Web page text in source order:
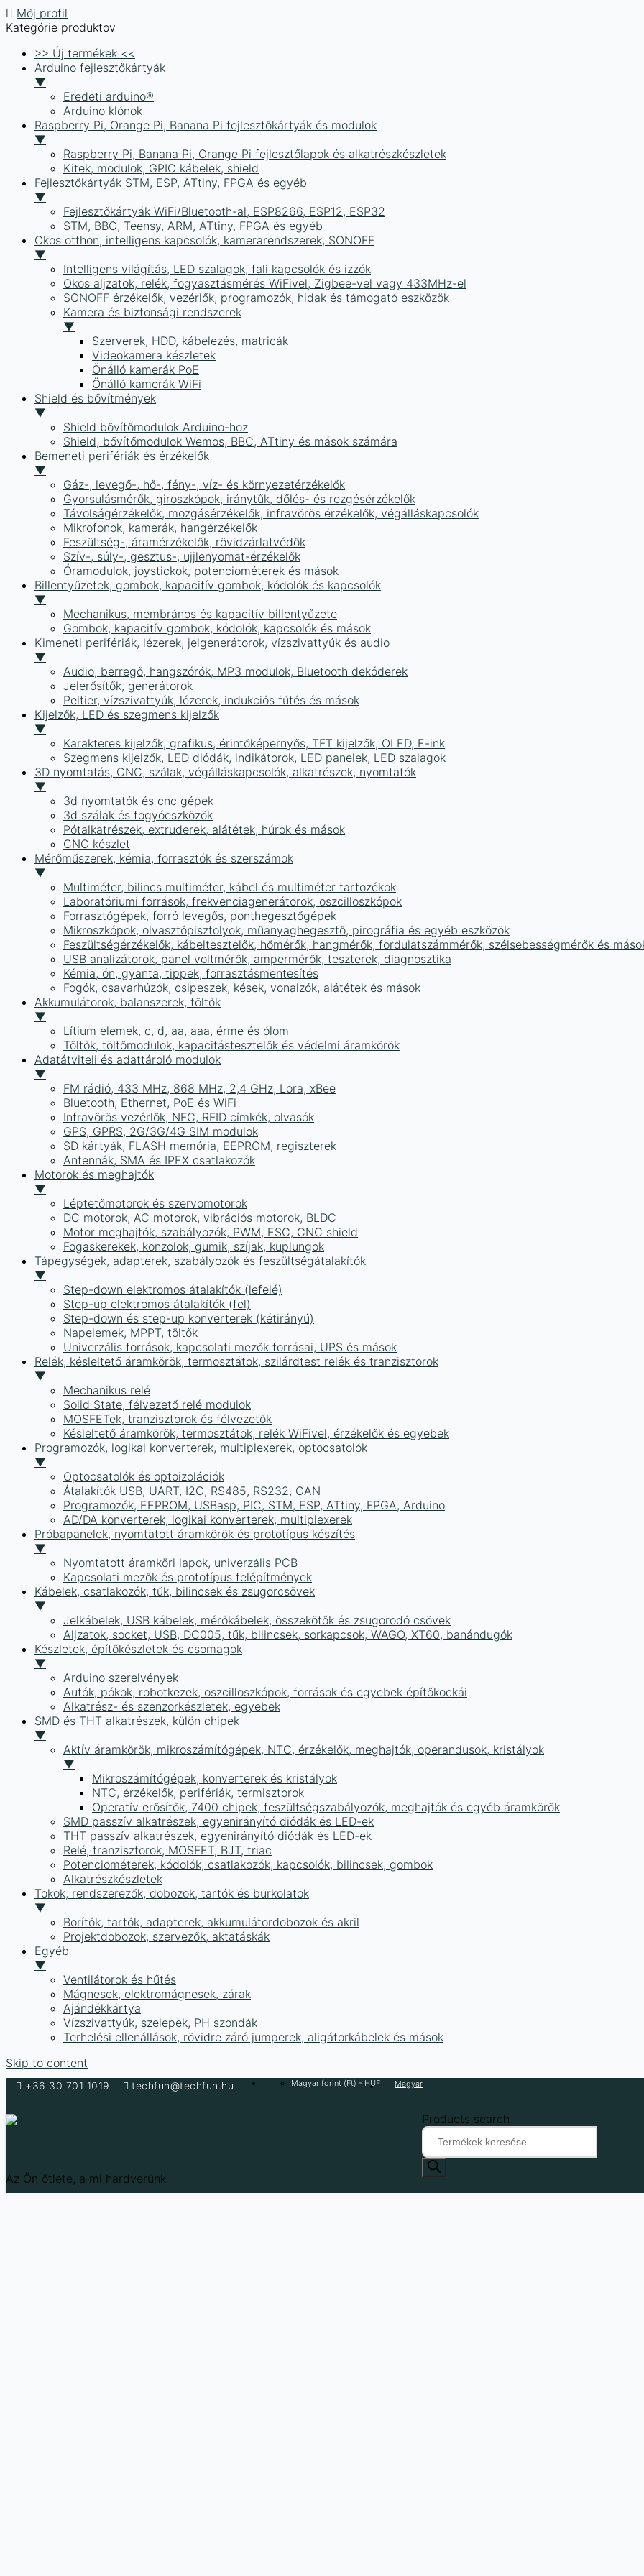
Môj profil
Kategórie produktov
>> Új termékek <<
Arduino fejlesztőkártyák
▼
Eredeti arduino®
Arduino klónok
Raspberry Pi, Orange Pi, Banana Pi fejlesztőkártyák és modulok
▼
Raspberry Pi, Banana Pi, Orange Pi fejlesztőlapok és alkatrészkészletek
Kitek, modulok, GPIO kábelek, shield
Fejlesztőkártyák STM, ESP, ATtiny, FPGA és egyéb
▼
Fejlesztőkártyák WiFi/Bluetooth-al, ESP8266, ESP12, ESP32
STM, BBC, Teensy, ARM, ATtiny, FPGA és egyéb
Okos otthon, intelligens kapcsolók, kamerarendszerek, SONOFF
▼
Intelligens világítás, LED szalagok, fali kapcsolók és izzók
Okos aljzatok, relék, fogyasztásmérés WiFivel, Zigbee-vel vagy 433MHz-el
SONOFF érzékelők, vezérlők, programozók, hidak és támogató eszközök
Kamera és biztonsági rendszerek
▼
Szerverek, HDD, kábelezés, matricák
Videokamera készletek
Önálló kamerák PoE
Önálló kamerák WiFi
Shield és bővítmények
▼
Shield bővítőmodulok Arduino-hoz
Shield, bővítőmodulok Wemos, BBC, ATtiny és mások számára
Bemeneti perifériák és érzékelők
▼
Gáz-, levegő-, hő-, fény-, víz- és környezetérzékelők
Gyorsulásmérők, giroszkópok, iránytűk, dőlés- és rezgésérzékelők
Távolságérzékelők, mozgásérzékelők, infravörös érzékelők, végálláskapcsolók
Mikrofonok, kamerák, hangérzékelők
Feszültség-, áramérzékelők, rövidzárlatvédők
Szív-, súly-, gesztus-, ujjlenyomat-érzékelők
Óramodulok, joystickok, potenciométerek és mások
Billentyűzetek, gombok, kapacitív gombok, kódolók és kapcsolók
▼
Mechanikus, membrános és kapacitív billentyűzete
Gombok, kapacitív gombok, kódolók, kapcsolók és mások
Kimeneti perifériák, lézerek, jelgenerátorok, vízszivattyúk és audio
▼
Audio, berregő, hangszórók, MP3 modulok, Bluetooth dekóderek
Jelerősítők, generátorok
Peltier, vízszivattyúk, lézerek, indukciós fűtés és mások
Kijelzők, LED és szegmens kijelzők
▼
Karakteres kijelzők, grafikus, érintőképernyős, TFT kijelzők, OLED, E-ink
Szegmens kijelzők, LED diódák, indikátorok, LED panelek, LED szalagok
3D nyomtatás, CNC, szálak, végálláskapcsolók, alkatrészek, nyomtatók
▼
3d nyomtatók és cnc gépek
3d szálak és fogyóeszközök
Pótalkatrészek, extruderek, alátétek, húrok és mások
CNC készlet
Mérőműszerek, kémia, forrasztók és szerszámok
▼
Multiméter, bilincs multiméter, kábel és multiméter tartozékok
Laboratóriumi források, frekvenciagenerátorok, oszcilloszkópok
Forrasztógépek, forró levegős, ponthegesztőgépek
Mikroszkópok, olvasztópisztolyok, műanyaghegesztő, pirográfia és egyéb eszközök
Feszültségérzékelők, kábeltesztelők, hőmérők, hangmérők, fordulatszámmérők, szélsebességmérők és
USB analizátorok, panel voltmérők, ampermérők, teszterek, diagnosztika
Kémia, ón, gyanta, tippek, forrasztásmentesítés
Fogók, csavarhúzók, csipeszek, kések, vonalzók, alátétek és mások
Akkumulátorok, balanszerek, töltők
▼
Lítium elemek, c, d, aa, aaa, érme és ólom
Töltők, töltőmodulok, kapacitástesztelők és védelmi áramkörök
Adatátviteli és adattároló modulok
▼
FM rádió, 433 MHz, 868 MHz, 2,4 GHz, Lora, xBee
Bluetooth, Ethernet, PoE és WiFi
Infravörös vezérlők, NFC, RFID címkék, olvasók
GPS, GPRS, 2G/3G/4G SIM modulok
SD kártyák, FLASH memória, EEPROM, regiszterek
Antennák, SMA és IPEX csatlakozók
Motorok és meghajtók
▼
Léptetőmotorok és szervomotorok
DC motorok, AC motorok, vibrációs motorok, BLDC
Motor meghajtók, szabályozók, PWM, ESC, CNC shield
Fogaskerekek, konzolok, gumik, szíjak, kuplungok
Tápegységek, adapterek, szabályozók és feszültségátalakítók
▼
Step-down elektromos átalakítók (lefelé)
Step-up elektromos átalakítók (fel)
Step-down és step-up konverterek (kétirányú)
Napelemek, MPPT, töltők
Univerzális források, kapcsolati mezők forrásai, UPS és mások
Relék, késleltető áramkörök, termosztátok, szilárdtest relék és tranzisztorok
▼
Mechanikus relé
Solid State, félvezető relé modulok
MOSFETek, tranzisztorok és félvezetők
Késleltető áramkörök, termosztátok, relék WiFivel, érzékelők és egyebek
Programozók, logikai konverterek, multiplexerek, optocsatolók
▼
Optocsatolók és optoizolációk
Átalakítók USB, UART, I2C, RS485, RS232, CAN
Programozók, EEPROM, USBasp, PIC, STM, ESP, ATtiny, FPGA, Arduino
AD/DA konverterek, logikai konverterek, multiplexerek
Próbapanelek, nyomtatott áramkörök és prototípus készítés
▼
Nyomtatott áramköri lapok, univerzális PCB
Kapcsolati mezők és prototípus felépítmények
Kábelek, csatlakozók, tűk, bilincsek és zsugorcsövek
▼
Jelkábelek, USB kábelek, mérőkábelek, összekötők és zsugorodó csövek
Aljzatok, socket, USB, DC005, tűk, bilincsek, sorkapcsok, WAGO, XT60, banándugók
Készletek, építőkészletek és csomagok
▼
Arduino szerelvények
Autók, pókok, robotkezek, oszcilloszkópok, források és egyebek építőkockái
Alkatrész- és szenzorkészletek, egyebek
SMD és THT alkatrészek, külön chipek
▼
Aktív áramkörök, mikroszámítógépek, NTC, érzékelők, meghajtók, operandusok, kristályok
▼
Mikroszámítógépek, konverterek és kristályok
NTC, érzékelők, perifériák, termisztorok
Operatív erősítők, 7400 chipek, feszültségszabályozók, meghajtók és egyéb áramkörök
SMD passzív alkatrészek, egyenirányító diódák és LED-ek
THT passzív alkatrészek, egyenirányító diódák és LED-ek
Relé, tranzisztorok, MOSFET, BJT, triac
Potenciométerek, kódolók, csatlakozók, kapcsolók, bilincsek, gombok
Alkatrészkészletek
Tokok, rendszerezők, dobozok, tartók és burkolatok
▼
Borítók, tartók, adapterek, akkumulátordobozok és akril
Projektdobozok, szervezők, aktatáskák
Egyéb
▼
Ventilátorok és hűtés
Mágnesek, elektromágnesek, zárak
Ajándékkártya
Vízszivattyúk, szelepek, PH szondák
Terhelési ellenállások, rövidre záró jumperek, aligátorkábelek és mások
Skip to content
+36 30 701 1019 techfun@techfun.hu Magyar forint (Ft) - HUF Magyar
Az Ön ötlete, a mi hardverünk
Products search